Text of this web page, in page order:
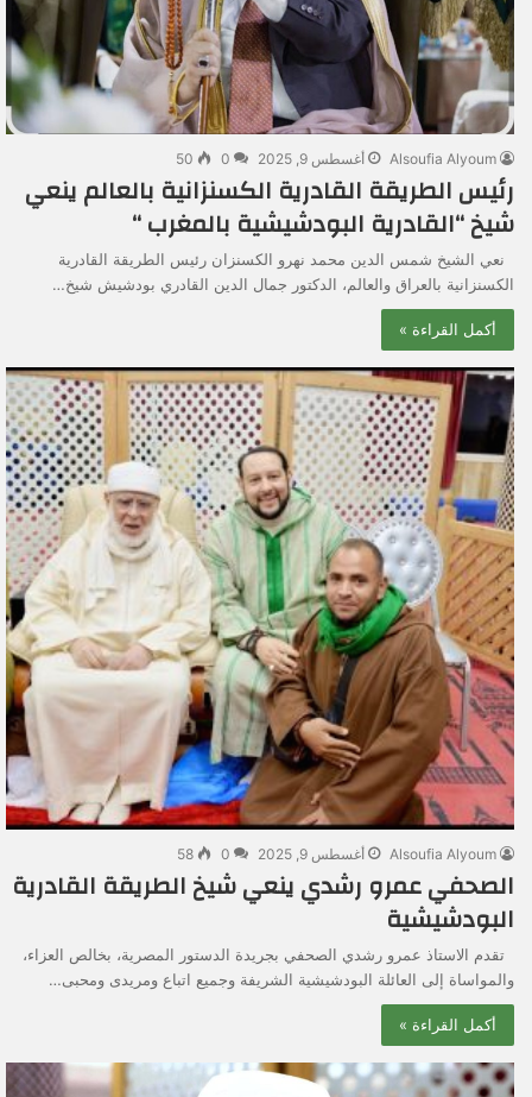
Alsoufia Alyoum أغسطس 9, 2025 0
50
رئيس الطريقة القادرية الكسنزانية بالعالم ينعي
شيخ “القادرية البودشيشية بالمغرب “
نعي الشيخ شمس الدين محمد نهرو الكسنزان رئيس الطريقة القادرية
الكسنزانية بالعراق والعالم، الدكتور جمال الدين القادري بودشيش شيخ…
أكمل القراءة »
Alsoufia Alyoum أغسطس 9, 2025 0
58
الصحفي عمرو رشدي ينعي شيخ الطريقة القادرية
البودشيشية
تقدم الاستاذ عمرو رشدي الصحفي بجريدة الدستور المصرية، بخالص العزاء،
والمواساة إلى العائلة البودشيشية الشريفة وجميع اتباع ومريدى ومحبى…
أكمل القراءة »